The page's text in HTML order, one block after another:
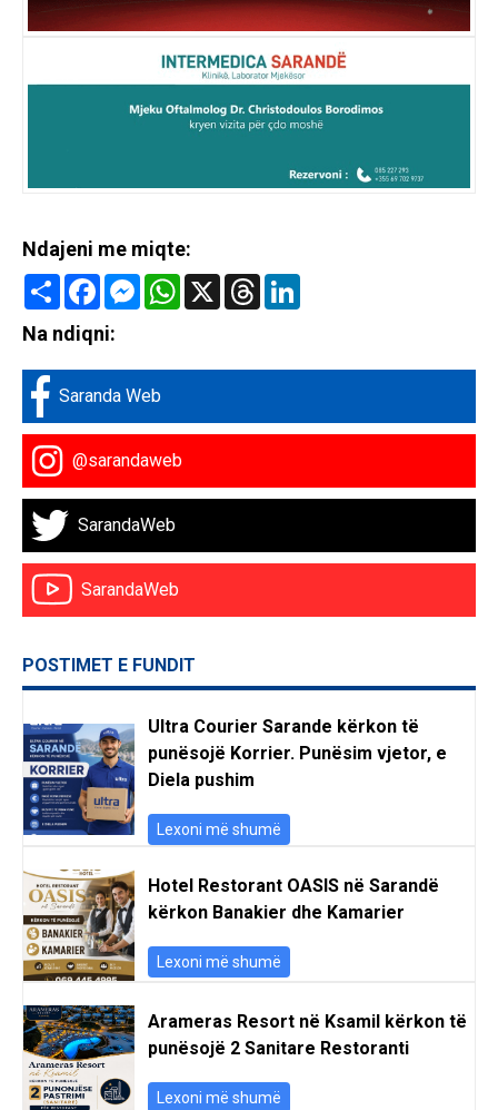
Ndajeni me miqte:
Share FacebookMessenger
WhatsApp
X Threads
Na ndiqni:
Saranda Web
@sarandaweb
SarandaWeb
SarandaWeb
POSTIMET E FUNDIT
Ultra Courier Sarande kërkon të
punësojë Korrier. Punësim vjetor, e
Diela pushim
Lexoni më shumë
Hotel Restorant OASIS në Sarandë
kërkon Banakier dhe Kamarier
Lexoni më shumë
Arameras Resort në Ksamil kërkon të
punësojë 2 Sanitare Restoranti
Lexoni më shumë